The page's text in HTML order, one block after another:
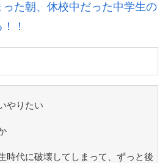
た朝、休校中だった中学生の
！
やりたい
時代に破壊してしまって、ずっと後